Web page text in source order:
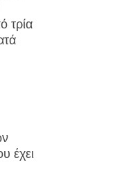
τρία
έχει